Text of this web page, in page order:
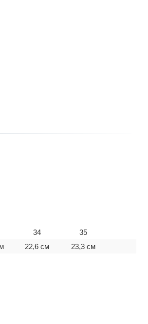
34
35
22,6 см 23,3 см